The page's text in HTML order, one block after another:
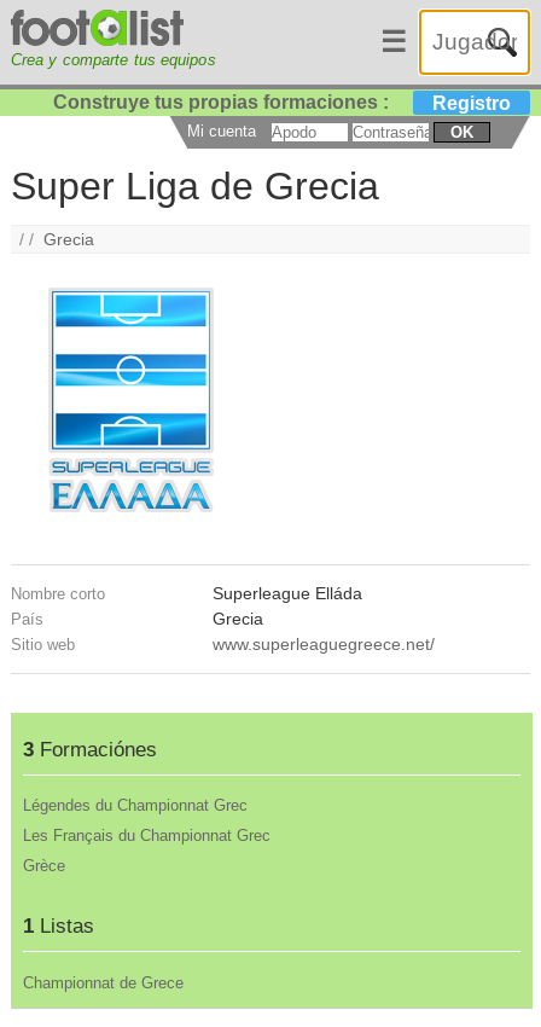
Crea y comparte tus equipos
☰
Construye tus propias formaciones : Registro
Mi cuenta OK
Super Liga de Grecia
/ /Grecia
Nombre corto Superleague Elláda
País Grecia
Sitio web www.superleaguegreece.net/
3Formaciónes
Légendes du Championnat Grec
Les Français du Championnat Grec
Grèce
1Listas
Championnat de Grece